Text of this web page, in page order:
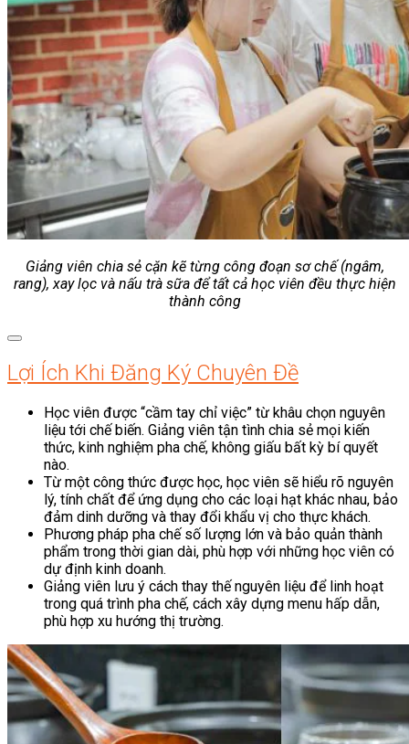
Giảng viên chia sẻ cặn kẽ từng công đoạn sơ chế (ngâm,
rang), xay lọc và nấu trà sữa để tất cả học viên đều thực hiện
thành công
Lợi Ích Khi Đăng Ký Chuyên Đề
Học viên được “cầm tay chỉ việc” từ khâu chọn nguyên
liệu tới chế biến. Giảng viên tận tình chia sẻ mọi kiến
thức, kinh nghiệm pha chế, không giấu bất kỳ bí quyết
nào.
Từ một công thức được học, học viên sẽ hiểu rõ nguyên
lý, tính chất để ứng dụng cho các loại hạt khác nhau, bảo
đảm dinh dưỡng và thay đổi khẩu vị cho thực khách.
Phương pháp pha chế số lượng lớn và bảo quản thành
phẩm trong thời gian dài, phù hợp với những học viên có
dự định kinh doanh.
Giảng viên lưu ý cách thay thế nguyên liệu để linh hoạt
trong quá trình pha chế, cách xây dựng menu hấp dẫn,
phù hợp xu hướng thị trường.